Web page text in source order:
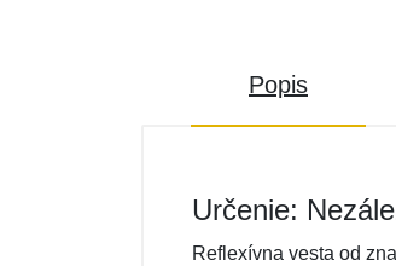
Popis
Určenie:
Reflexívna vesta od